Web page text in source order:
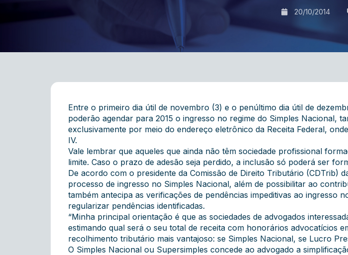
20/10/2014
Entre o primeiro dia útil de novembro (3) e o penúltimo dia útil de
poderão agendar para 2015 o ingresso no regime do Simples Nacional,
exclusivamente por meio do endereço eletrônico da Receita Federal,
IV.
Vale lembrar que aqueles que ainda não têm sociedade profissional
limite. Caso o prazo de adesão seja perdido, a inclusão só poderá ser
De acordo com o presidente da Comissão de Direito Tributário (CDTrib)
processo de ingresso no Simples Nacional, além de possibilitar ao
também antecipa as verificações de pendências impeditivas ao ingresso
regularizar pendências identificadas.
“Minha principal orientação é que as sociedades de advogados
estimando qual será o seu total de receita com honorários advocatícios
recolhimento tributário mais vantajoso: se Simples Nacional, se Lucro
O Simples Nacional ou Supersimples concede ao advogado a